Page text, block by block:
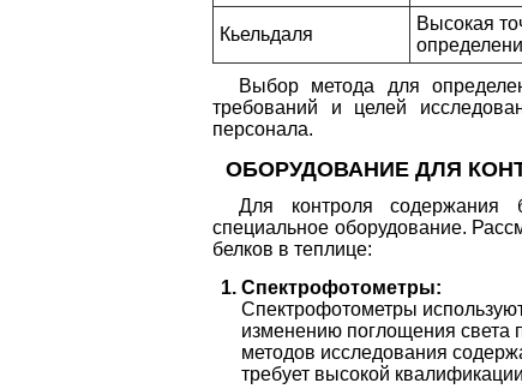
Кьельдаля
Высокая
Выбор метода для
требований и целей
персонала.
ОБОРУДОВАНИЕ ДЛЯ
Для контроля содержания
специальное оборудование.
белков в теплице:
Спектрофотометры:
Спектрофотометры
изменению поглощения света
методов исследования
требует высокой